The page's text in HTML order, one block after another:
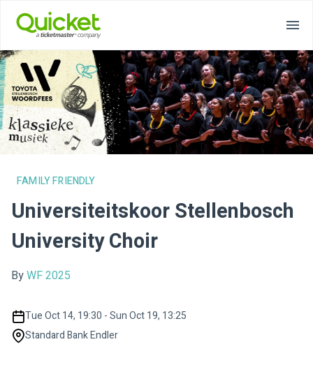
FAMILY FRIENDLY
Universiteitskoor Stellenbosch
University Choir
ByWF 2025
Tue Oct 14, 19:30 - Sun Oct 19, 13:25
Standard Bank Endler